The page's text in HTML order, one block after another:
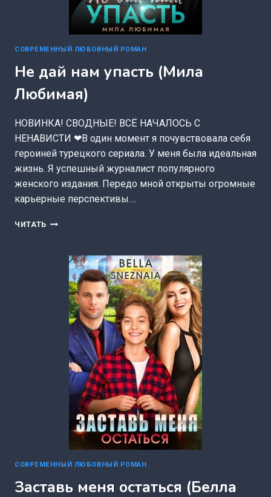
СОВРЕМЕННЫЙ ЛЮБОВНЫЙ РОМАН
Не дай нам упасть (Мила
Любимая)
НОВИНКА! СВОДНЫЕ! ВСЁ НАЧАЛОСЬ С
НЕНАВИСТИ ❤В один момент я почувствовала себя
героиней турецкого сериала. У меня была идеальная
жизнь. Я успешный журналист популярного
женского издания. Передо мной открыты огромные
карьерные перспективы….
ЧИТАТЬ НЕ
УПАСТЬ
(МИЛА
ЛЮБИМАЯ)
СОВРЕМЕННЫЙ ЛЮБОВНЫЙ РОМАН
Заставь меня остаться (Белла